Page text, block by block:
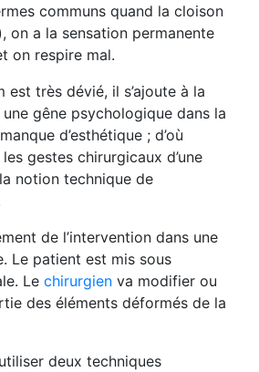
communs quand la cloison
on a la sensation permanente
on respire mal.
est très dévié, il s’ajoute à la
gêne psychologique dans la
d’esthétique ; d’où
gestes chirurgicaux d’une
la notion technique de
de l’intervention dans une
Le patient est mis sous
Le chirurgien va modifier ou
des éléments déformés de la
deux techniques